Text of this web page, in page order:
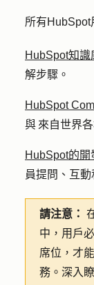
所有HubSpot
HubSpot知識
解步驟。
HubSpot
與 來自世界
HubSpot的開
員提問、互動
請注意：
中，用戶
席位，才
務。深入